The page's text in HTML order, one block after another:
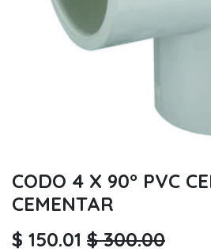
CODO 4 X 90° PVC
CEMENTAR
$ 150.01 $300.00